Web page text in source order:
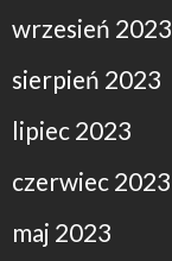
wrzesień 2023
sierpień 2023
lipiec 2023
czerwiec 2023
maj 2023